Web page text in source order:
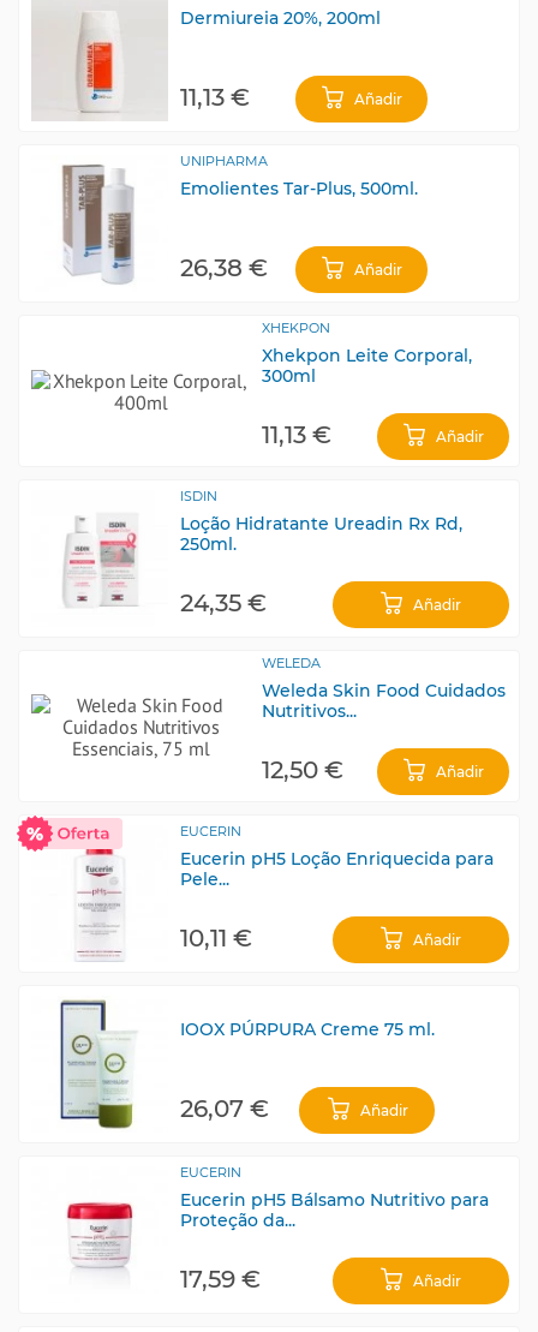
Dermiureia 20%, 200ml
11,13 € Añadir
UNIPHARMA
Emolientes Tar-Plus, 500ml.
26,38 € Añadir
XHEKPON
Xhekpon Leite Corporal,
300ml
11,13 € Añadir
ISDIN
Loção Hidratante Ureadin Rx Rd,
250ml.
24,35 € Añadir
WELEDA
Weleda Skin Food Cuidados
Nutritivos...
12,50 € Añadir
EUCERIN
Eucerin pH5 Loção Enriquecida para
Pele...
10,11 € Añadir
IOOX PÚRPURA Creme 75 ml.
26,07 € Añadir
EUCERIN
Eucerin pH5 Bálsamo Nutritivo para
Proteção da...
17,59 € Añadir